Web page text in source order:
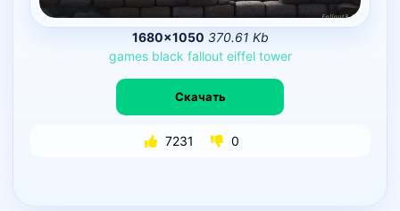
1680×1050 370.61 Kb
games black fallout eiffel tower
Скачать
7231 0